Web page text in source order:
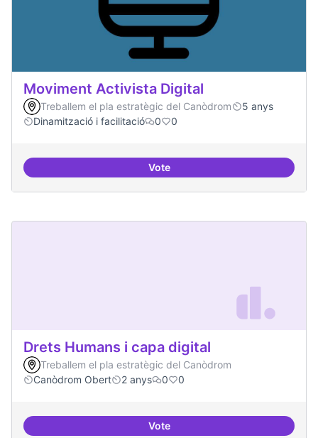
Moviment Activista Digital
Treballem el pla estratègic del Canòdrom
5 anys
Dinamització i facilitació
0 0
VoteMoviment Activista Digital
Drets Humans i capa digital
Treballem el pla estratègic del Canòdrom
Canòdrom Obert
2 anys 0 0
VoteDrets Humans i capa digital